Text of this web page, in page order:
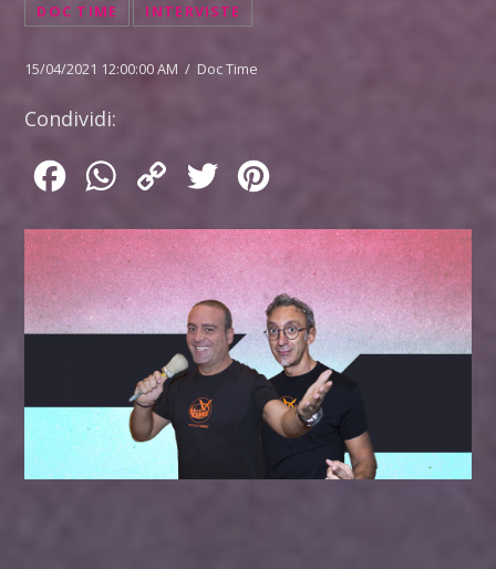
DOC TIME INTERVISTE
15/04/2021 12:00:00 AM / Doc Time
Condividi:
FacebookWhatsApp
Copy
Twitter